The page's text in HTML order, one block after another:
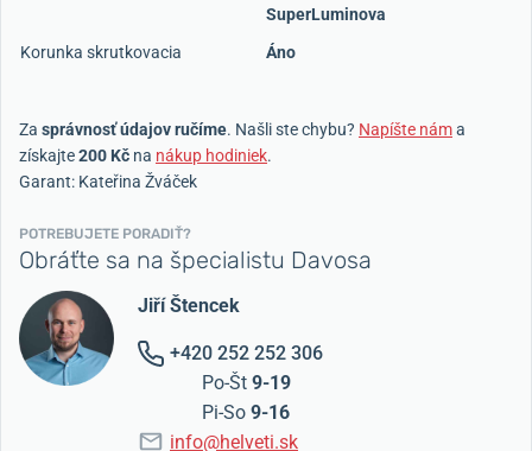
SuperLuminova
Korunka skrutkovacia
Áno
Za správnosť údajov ručíme. Našli ste chybu? Napíšte náma
získajte200 Kč na nákup hodiniek.
Garant: Kateřina Žváček
POTREBUJETE PORADIŤ?
Obráťte sa na špecialistu Davosa
Jiří Štencek
+420 252 252 306
Po-Št 9-19
Pi-So 9-16
info@helveti.sk